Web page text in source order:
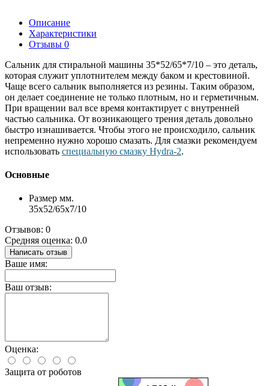
Описание
Характеристики
Отзывы 0
Сальник для стиральной машины 35*52/65*7/10 – это деталь,
которая служит уплотнителем между баком и крестовиной.
Чаще всего сальник выполняется из резины. Таким образом,
он делает соединение не только плотным, но и герметичным.
При вращении вал все время контактирует с внутренней
частью сальника. От возникающего трения деталь довольно
быстро изнашивается. Чтобы этого не происходило, сальник
непременно нужно хорошо смазать. Для смазки рекомендуем
использовать специальную смазку Hydra-2.
Основные
Размер мм.
35x52/65x7/10
Отзывов: 0
Средняя оценка: 0.0
Написать отзыв
Ваше имя:
Ваш отзыв:
Оценка:
Защита от роботов